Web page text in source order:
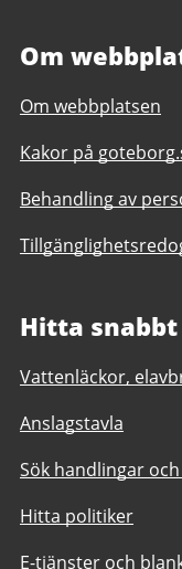
Om
Om webbplatsen
Kakor på
Behandling av
Hitta snabbt
Vattenläckor,
Anslagstavla
Sök handlingar
Hitta politiker
E-tjänster och